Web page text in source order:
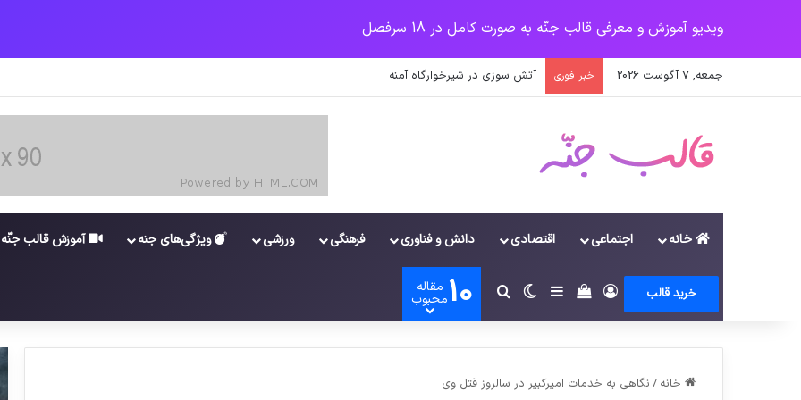
ویدیو آموزش و معرفی قالب جنّه به صورت کامل در 18 سرفصل
جمعه, 7 آگوست 2026 خبر فوری پرداخت زودهنگام حقوق بازنشستگان و مستمری بگیران تامین اجتماعی
خانه اجتماعی اقتصادی دانش و فناوری فرهنگی ورزشی ویژگی‌های جنه آموزش قالب جنّه
خرید قالب وروددیدن سبد خرید
سایدبارتغییر پوسته
جستجو برای
10 مقاله
محبوب
خانه / نگاهی به خدمات امیرکبیر در سالروز قتل وی